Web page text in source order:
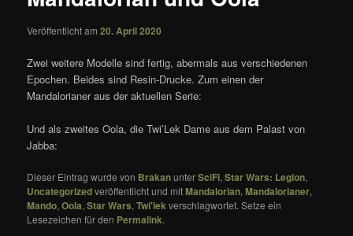
Veröffentlicht am20. April 2020
Zwei weitere Modelle sind fertig, abermals aus verschiedenen
Epochen. Beides sind Resin-Drucke. Zum einen der
Mandalorianer aus der aktuellen Serie:
Und als zweites Oola, die Twi’Lek Dame aus dem Palast von
Jabba:
Dieser Eintrag wurde von BrakanunterSciFi,Star Wars: Legion,
Uncategorizedveröffentlicht und mitMandalorian,Mandalorianer,
Mando,Oola,Star Wars,Twi'lekverschlagwortet. Setze ein
Lesezeichen für den Permalink.